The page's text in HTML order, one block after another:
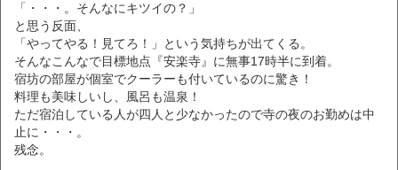
「・・・。そんなにキツイの？」
と思う反面、
「やってやる！見てろ！」という気持ちが出てくる。
そんなこんなで目標地点『安楽寺』に無事17時半に到着。
宿坊の部屋が個室でクーラーも付いているのに驚き！
料理も美味しいし、風呂も温泉！
ただ宿泊している人が四人と少なかったので寺の夜のお勤めは中
止に・・・。
残念。